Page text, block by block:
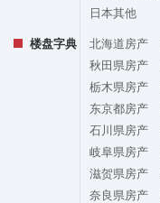
日本其他
楼盘字典
北海道房产
秋田県房产
栃木県房产
东京都房产
石川県房产
岐阜県房产
滋贺県房产
奈良県房产